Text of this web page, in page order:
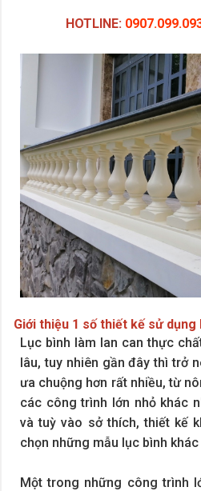
HOTLINE:
Giới thiệu 1 số thiết kế sử
Lục bình làm lan can thực
lâu, tuy nhiên gần đây thì trở
ưa chuộng hơn rất nhiều, từ
các công trình lớn nhỏ khác
và tuỳ vào sở thích, thiết kế
chọn những mẫu lục bình
Một trong những công trình